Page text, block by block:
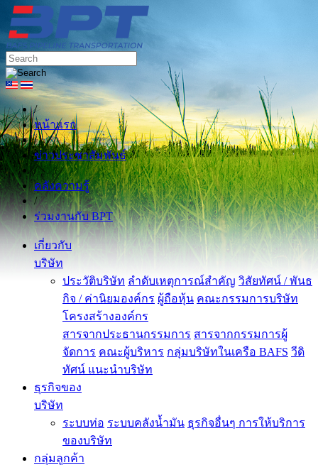
/
หน้าแรก
/
ข่าวประชาสัมพันธ์
/
คลังความรู้
/
ร่วมงานกับ BPT
เกี่ยวกับ
บริษัท
ประวัติบริษัท ลำดับเหตุการณ์สำคัญ วิสัยทัศน์ / พันธ
กิจ / ค่านิยมองค์กร ผู้ถือหุ้น คณะกรรมการบริษัท
โครงสร้างองค์กร
สารจากประธานกรรมการ สารจากกรรมการผู้
จัดการ คณะผู้บริหาร กลุ่มบริษัทในเครือ BAFS วีดิ
ทัศน์ แนะนำบริษัท
ธุรกิจของ
บริษัท
ระบบท่อ ระบบคลังน้ำมัน ธุรกิจอื่นๆ การให้บริการ
ของบริษัท
กลุ่มลูกค้า